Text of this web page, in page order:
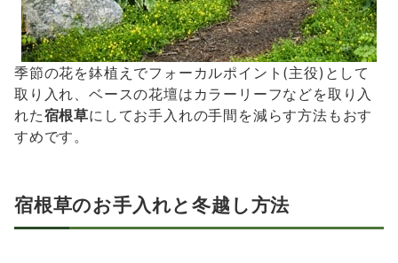
季節の花を鉢植えでフォーカルポイント(主役)として
取り入れ、ベースの花壇はカラーリーフなどを取り入
れた宿根草にしてお手入れの手間を減らす方法もおす
すめです。
宿根草のお手入れと冬越し方法